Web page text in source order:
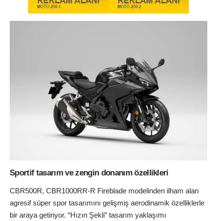
Sportif tasarım ve zengin donanım özellikleri
CBR500R, CBR1000RR-R Fireblade modelinden ilham alan
agresif süper spor tasarımını gelişmiş aerodinamik özelliklerle
bir araya getiriyor. “Hızın Şekli” tasarım yaklaşımı